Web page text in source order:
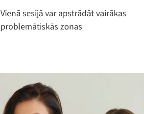
Vienā sesijā var apstrādāt vairākas
problemātiskās zonas